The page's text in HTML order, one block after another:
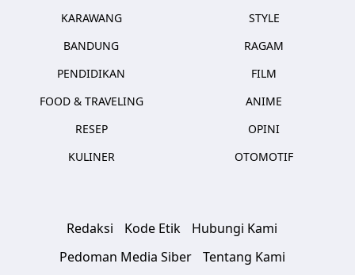
KARAWANG
BANDUNG
PENDIDIKAN
FOOD & TRAVELING
RESEP
KULINER
STYLE
RAGAM
FILM
ANIME
OPINI
OTOMOTIF
Redaksi Kode Etik
Hubungi Kami
Pedoman Media Siber
Tentang Kami